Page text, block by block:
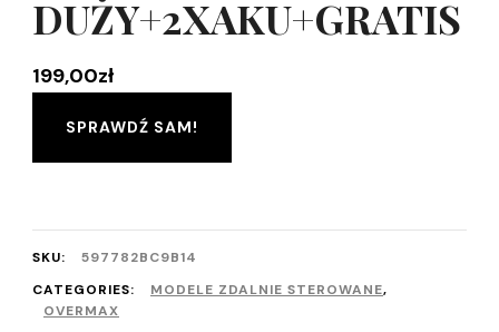
DUŻY+2XAKU+GRATIS
199,00zł
SPRAWDŹ SAM!
SKU:
597782BC9B14
CATEGORIES:
MODELE ZDALNIE STEROWANE,
OVERMAX